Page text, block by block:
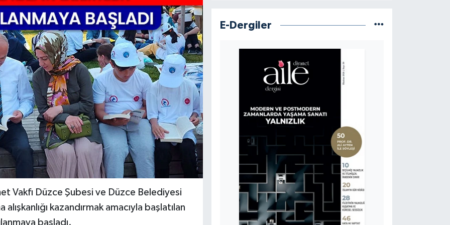
Vakfı Düzce Şubesi ve Düzce Belediyesi
kazandırmak amacıyla başlatılan
başladı.
E-Dergiler